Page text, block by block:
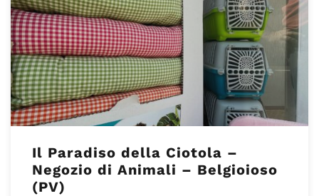
Il Paradiso della Ciotola –
Negozio di Animali – Belgioioso
(PV)